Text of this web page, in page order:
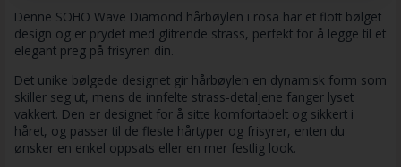
Denne SOHO Wave Diamond hårbøylen i rosa har et flott bølget
design og er prydet med glitrende strass, perfekt for å legge til et
elegant preg på frisyren din.
Det unike bølgede designet gir hårbøylen en dynamisk form som
skiller seg ut, mens de innfelte strass-detaljene fanger lyset
vakkert. Den er designet for å sitte komfortabelt og sikkert i
håret, og passer til de fleste hårtyper og frisyrer, enten du
ønsker en enkel oppsats eller en mer festlig look.